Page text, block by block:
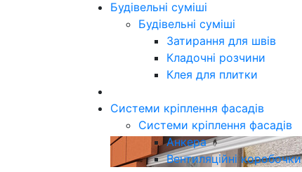
Будівельні суміші
Будівельні суміші
Затирання для швів
Кладочні розчини
Клея для плитки
Системи кріплення фасадів
Системи кріплення фасадів
Анкера
Вентиляційні коробочки